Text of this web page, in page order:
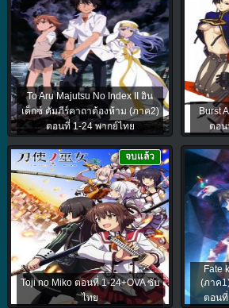
To Aru Majutsu No Index II อิน
เด็กซ์ คัมภีร์คาถาต้องห้าม (ภาค2)
ตอนที่ 1-24 พากย์ไทย
Burst
ตอน
Toji no Miko ตอนที่ 1-24+OVA ซับ
ไทย
จบแล้ว
Fate
(ภาค
ตอนที่